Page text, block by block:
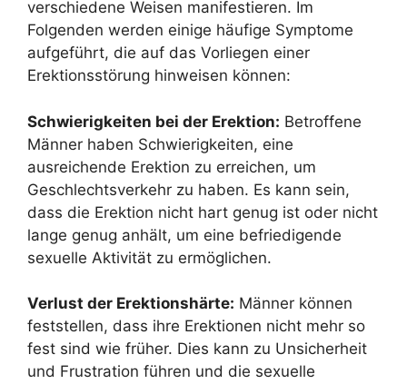
verschiedene Weisen manifestieren. Im
Folgenden werden einige häufige Symptome
aufgeführt, die auf das Vorliegen einer
Erektionsstörung hinweisen können:
Schwierigkeiten bei der Erektion: Betroffene
Männer haben Schwierigkeiten, eine
ausreichende Erektion zu erreichen, um
Geschlechtsverkehr zu haben. Es kann sein,
dass die Erektion nicht hart genug ist oder nicht
lange genug anhält, um eine befriedigende
sexuelle Aktivität zu ermöglichen.
Verlust der Erektionshärte: Männer können
feststellen, dass ihre Erektionen nicht mehr so
fest sind wie früher. Dies kann zu Unsicherheit
und Frustration führen und die sexuelle